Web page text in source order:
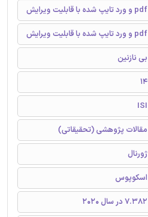
pdf و ورد تایپ شده با قابلیت ویرایش
pdf و ورد تایپ شده با قابلیت ویرایش
بی نازنین
14
ISI
مقالات پژوهشی (تحقیقاتی)
ژورنال
اسکوپوس
7.382 در سال 2020